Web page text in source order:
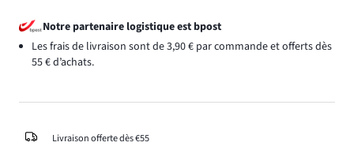
Notre partenaire logistique est bpost
Les frais de livraison sont de 3,90 € par commande et offerts dès
55 € d’achats.
Livraison offerte dès €55